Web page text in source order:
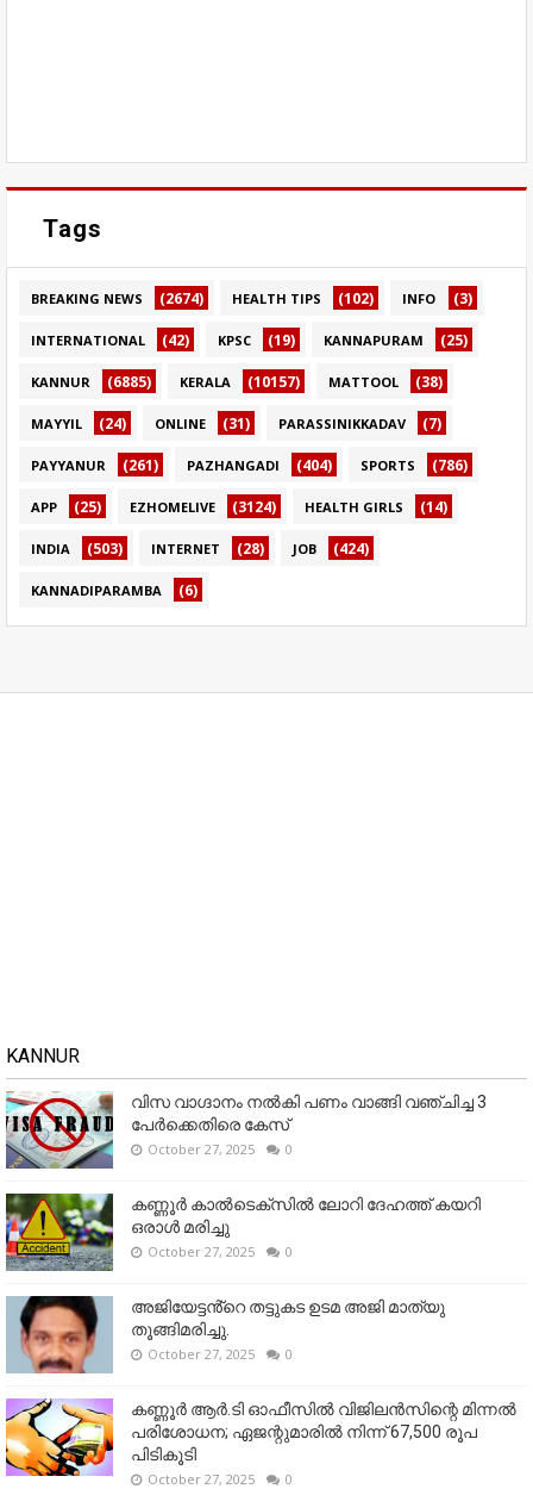
Tags
BREAKING NEWS (2674) HEALTH TIPS (102) INFO (3)
INTERNATIONAL (42) KPSC (19) KANNAPURAM (25)
KANNUR (6885) KERALA (10157) MATTOOL (38)
MAYYIL (24) ONLINE (31) PARASSINIKKADAV (7)
PAYYANUR (261) PAZHANGADI (404) SPORTS (786)
APP (25) EZHOMELIVE (3124) HEALTH GIRLS (14)
INDIA (503) INTERNET (28) JOB (424)
KANNADIPARAMBA (6)
KANNUR
വിസ വാഗ്ദാനം നൽകി പണം വാങ്ങി വഞ്ചിച്ച 3
പേർക്കെതിരെ കേസ്
October 27, 2025 0
കണ്ണൂര്‍ കാല്‍ടെക്‌സില്‍ ലോറി ദേഹത്ത് കയറി
ഒരാള്‍ മരിച്ചു
October 27, 2025 0
അജിയേട്ടൻ്റെ തട്ടുകട ഉടമ അജി മാത്യു
തൂങ്ങിമരിച്ചു.
October 27, 2025 0
കണ്ണൂര്‍ ആര്‍.ടി ഓഫീസില്‍ വിജിലൻസിന്റെ മിന്നല്‍
പരിശോധന; ഏജന്റുമാരില്‍ നിന്ന് 67,500 രൂപ
പിടികൂടി
October 27, 2025 0